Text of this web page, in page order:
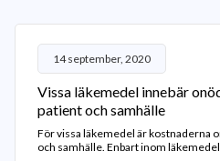
14 september, 2020
Vissa läkemedel innebär
patient och samhälle
För vissa läkemedel är kostnaderna
och samhälle. Enbart inom